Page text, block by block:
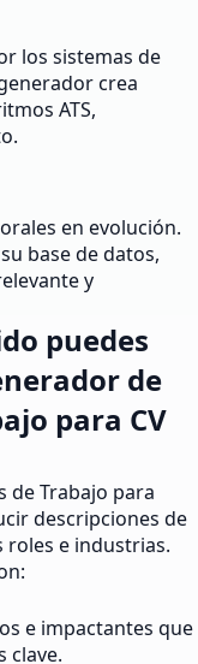
los sistemas de
crea
ATS,
en evolución.
base de datos,
y
puedes
de
para CV
de Trabajo para
descripciones de
e industrias.
e impactantes que
clave.